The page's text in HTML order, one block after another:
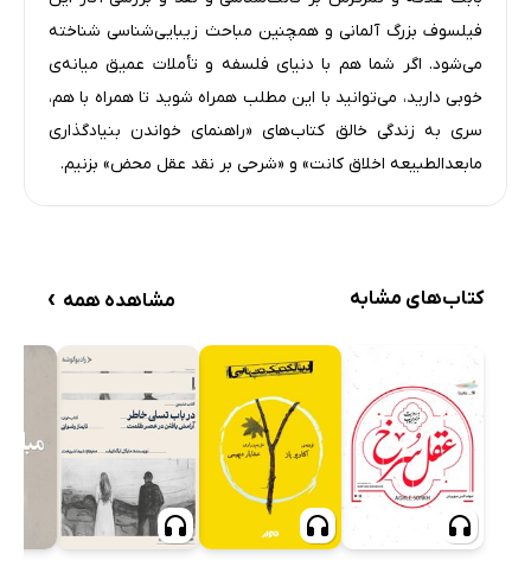
نمایهفیلسوف بزرگ آلمانی و همچنین مباحث زیبایی‌شناسی شناخته
می‌شود. اگر شما هم با دنیای فلسفه و تأملات عمیق میانه‌ی
خوبی دارید، می‌توانید با این مطلب همراه شوید تا همراه با هم،
سری به زندگی خالق کتاب‌های «راهنمای خواندن بنیادگذاری
مابعدالطبیعه اخلاق کانت» و «شرحی بر نقد عقل محض» بزنیم.
کتاب‌های مشابه مشاهده همه ›